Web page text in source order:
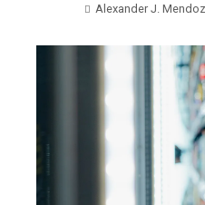
Alexander J.